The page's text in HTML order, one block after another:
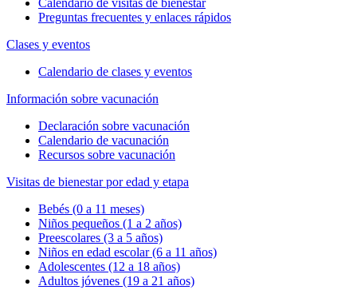
Preguntas frecuentes y enlaces rápidos
Clases y eventos
Calendario de clases y eventos
Información sobre vacunación
Declaración sobre vacunación
Calendario de vacunación
Recursos sobre vacunación
Visitas de bienestar por edad y etapa
Bebés (0 a 11 meses)
Niños pequeños (1 a 2 años)
Preescolares (3 a 5 años)
Niños en edad escolar (6 a 11 años)
Adolescentes (12 a 18 años)
Adultos jóvenes (19 a 21 años)